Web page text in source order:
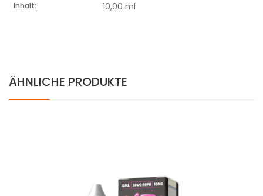
Inhalt: 10,00 ml
ÄHNLICHE PRODUKTE